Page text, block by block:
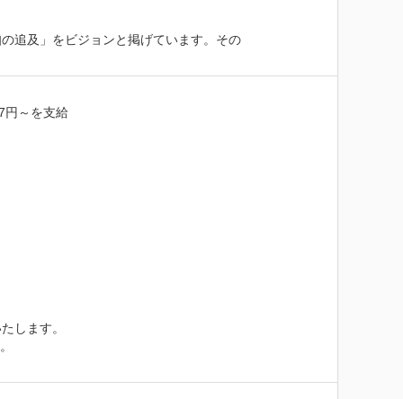
追及」をビジョンと掲げています。その
円～を支給
します。